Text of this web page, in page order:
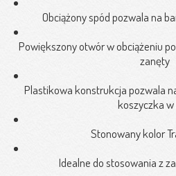
Obciążony spód pozwala na
Powiększony otwór w obciążeniu
zanęty
Plastikowa konstrukcja pozwala
koszyczka
Stonowany kolor
Idealne do stosowania z